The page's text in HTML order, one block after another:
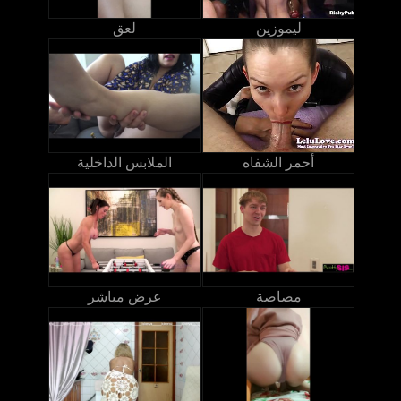
لعق ليموزين
الملابس الداخلية أحمر الشفاه
عرض مباشر مصاصة